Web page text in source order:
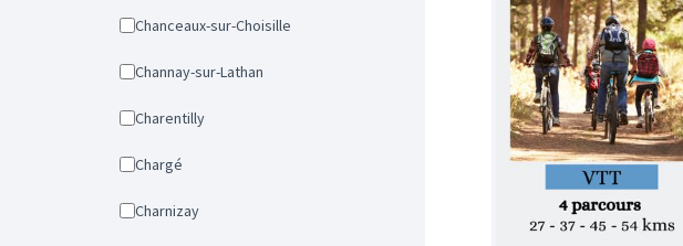
Chanceaux-sur-Choisille
Channay-sur-Lathan
Charentilly
Chargé
Charnizay